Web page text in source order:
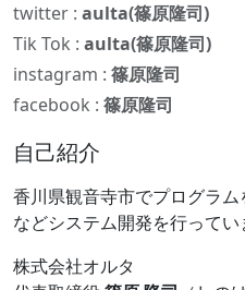
twitter : aulta(篠原隆司)
Tik Tok : aulta(篠原隆司)
instagram : 篠原隆司
facebook : 篠原隆司
自己紹介
香川県観音寺市でプログラ
などシステム開発を行ってい
株式会社オルタ